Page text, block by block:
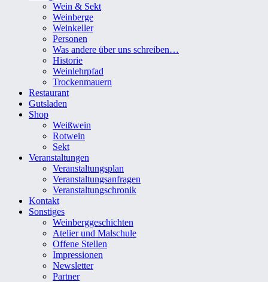
Wein & Sekt
Weinberge
Weinkeller
Personen
Was andere über uns schreiben…
Historie
Weinlehrpfad
Trockenmauern
Restaurant
Gutsladen
Shop
Weißwein
Rotwein
Sekt
Veranstaltungen
Veranstaltungsplan
Veranstaltungsanfragen
Veranstaltungschronik
Kontakt
Sonstiges
Weinberggeschichten
Atelier und Malschule
Offene Stellen
Impressionen
Newsletter
Partner